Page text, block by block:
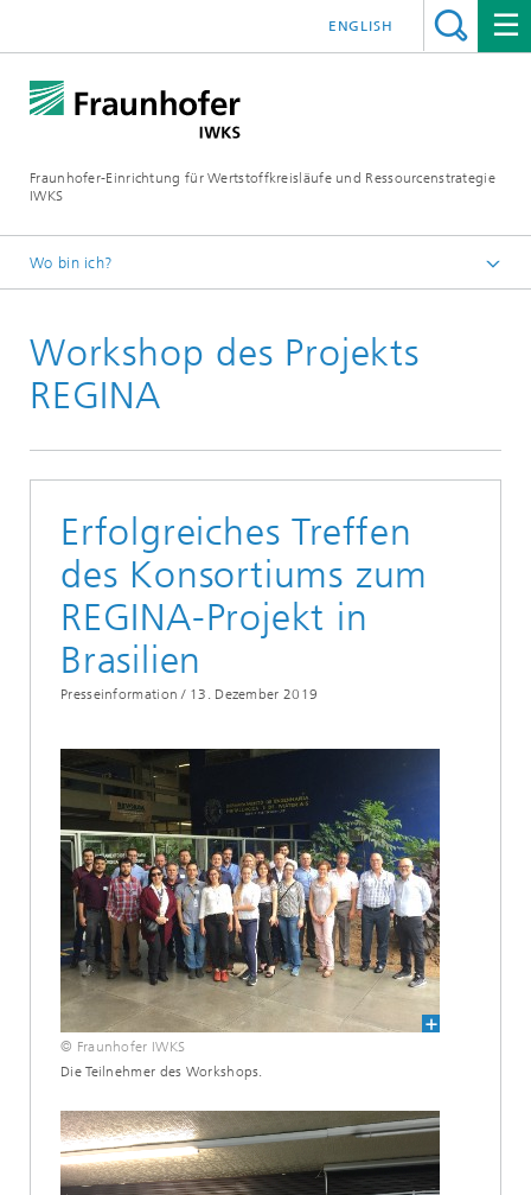
Fraunhofer-Einrichtung für Wertstoffkreisläufe und Ressourcenstrategie
IWKS
ENGLISH
Wo bin ich?
Pressemeldungen 2019
Workshop des Projekts
REGINA
Erfolgreiches Treffen
des Konsortiums zum
REGINA-Projekt in
Brasilien
Presseinformation / 13. Dezember 2019
© Fraunhofer IWKS
Die Teilnehmer des Workshops.